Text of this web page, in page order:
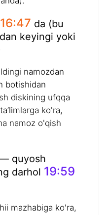
16:47 da (bu
keyingi yoki
namozdan
botishidan
diskining ufqqa
ko'ra,
namoz o'qish
quyosh
darhol 19:59
mazhabiga ko'ra,